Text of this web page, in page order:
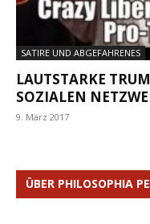
SATIRE UND ABGEFAHRENES
LAUTSTARKE
SOZIALEN
9. März 2017
ÜBER PHILOSOPHIA